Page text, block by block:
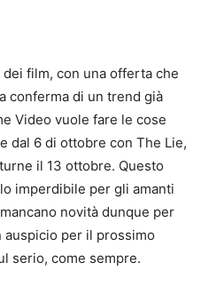
film, con una offerta che
conferma di un trend già
Video vuole fare le cose
dal 6 di ottobre con The Lie,
il 13 ottobre. Questo
imperdibile per gli amanti
novità dunque per
auspicio per il prossimo
serio, come sempre.